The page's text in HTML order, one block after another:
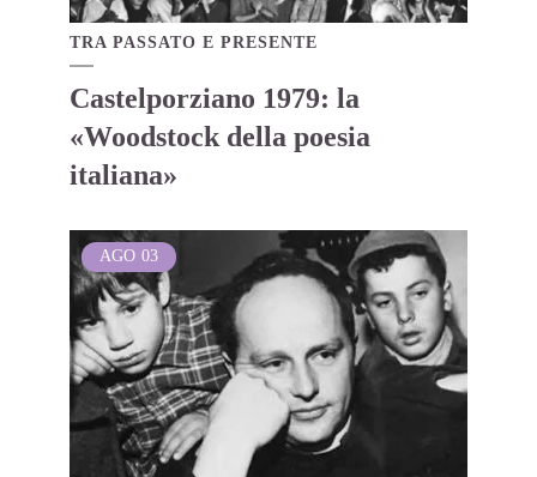
TRA PASSATO E PRESENTE
Castelporziano 1979: la
«Woodstock della poesia
italiana»
AGO 03